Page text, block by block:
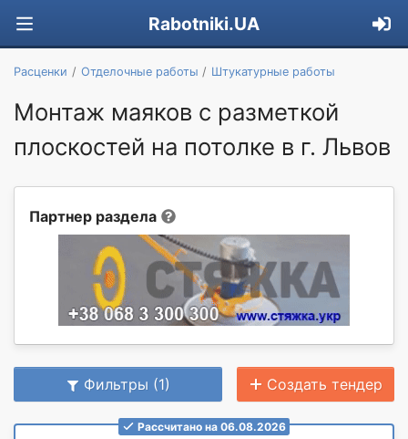
Rabotniki.UA
Расценки Отделочные работы Штукатурные работы
Монтаж маяков с разметкой
плоскостей на потолке в г. Львов
Партнер раздела
Фильтры (1) Создать тендер
Рассчитано на 06.08.2026